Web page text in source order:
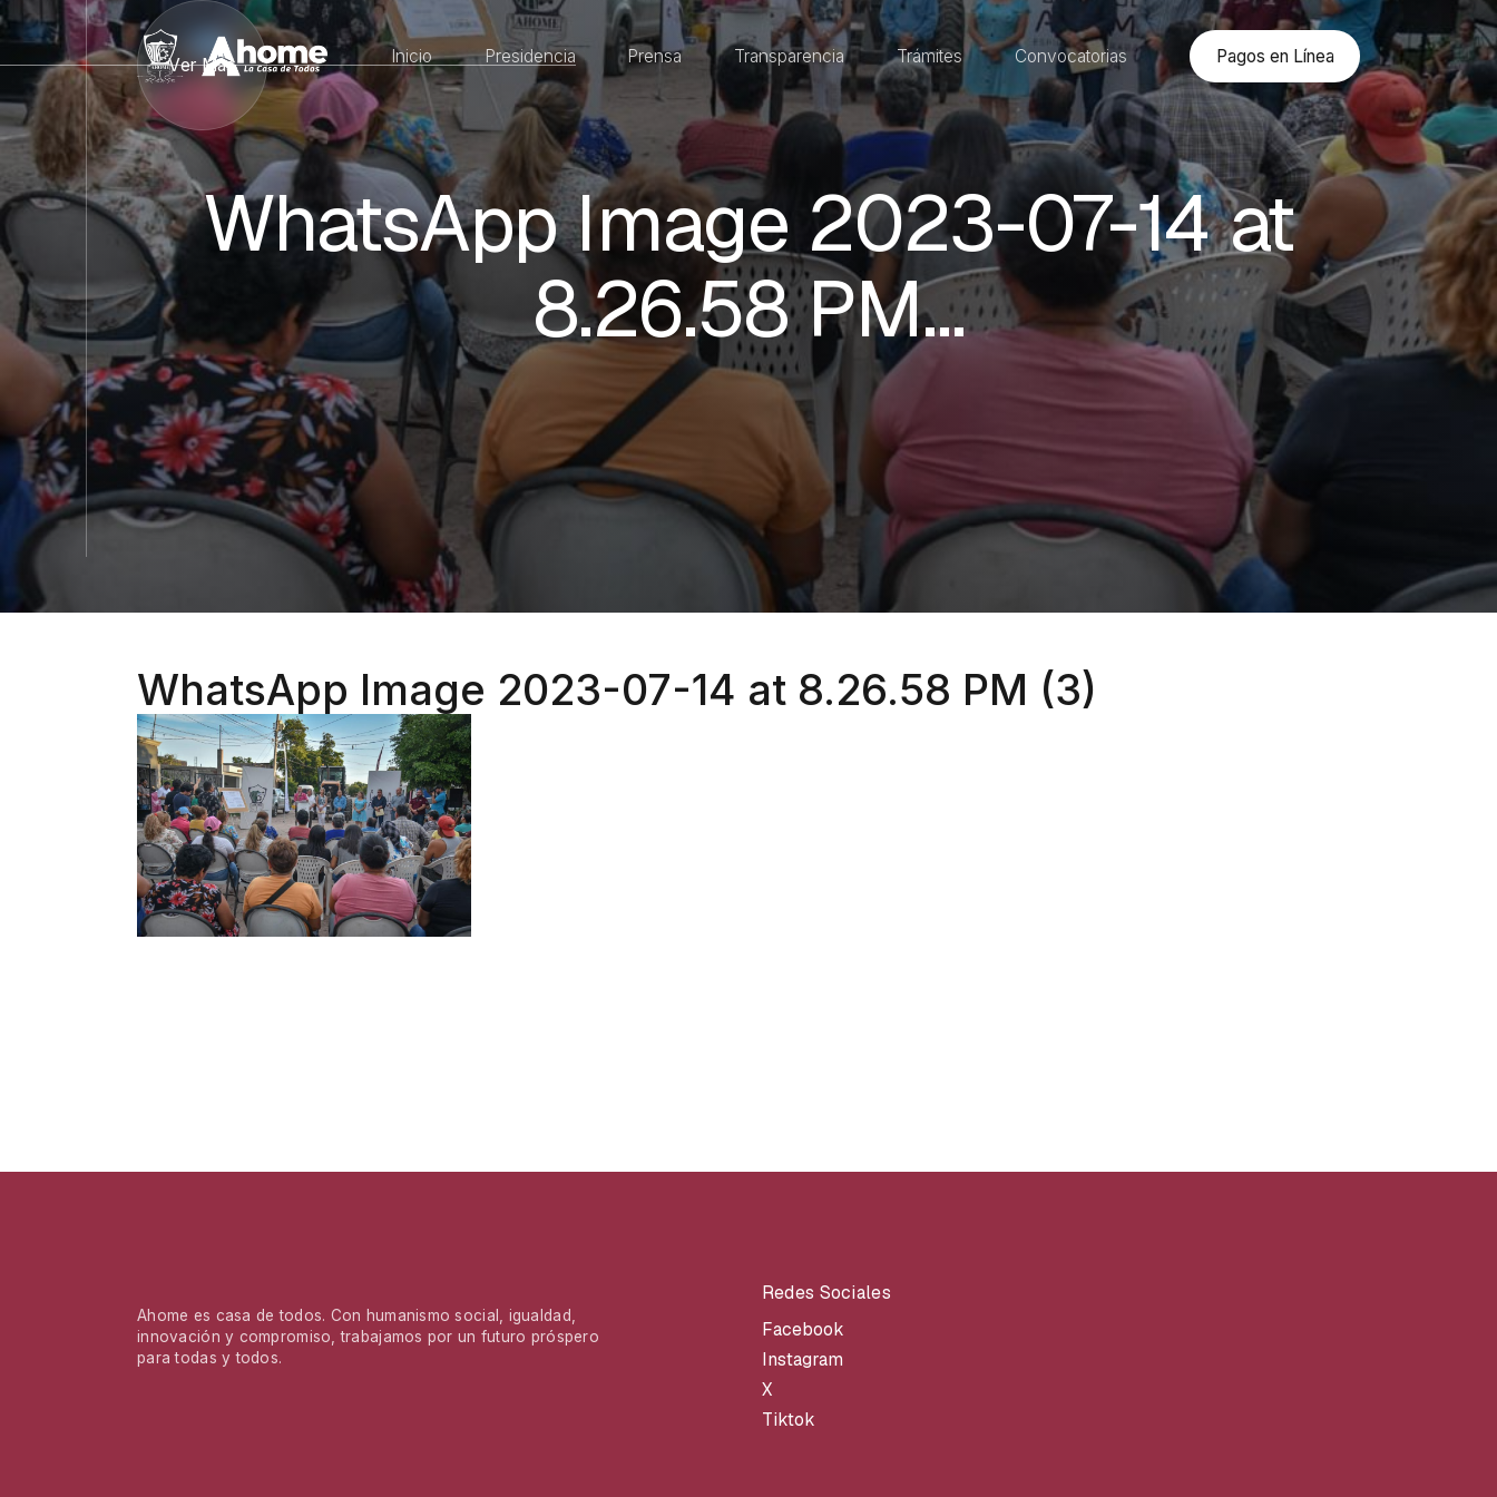
Inicio Presidencia Prensa Transparencia Trámites Convocatorias Pagos en Línea
WhatsApp Image 2023-07-14 at
8.26.58 PM…
Ver Más
WhatsApp Image 2023-07-14 at 8.26.58 PM (3)
Ahome es casa de todos. Con humanismo social, igualdad,
innovación y compromiso, trabajamos por un futuro próspero
para todas y todos.
Redes Sociales
Facebook
Instagram
X
Tiktok